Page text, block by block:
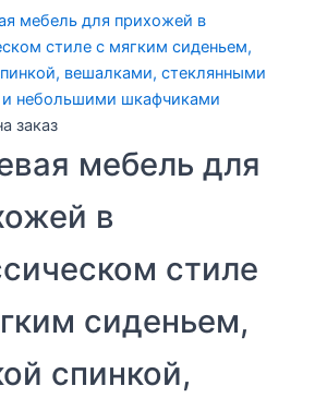
заказ
мебель для
в
стиле
сиденьем,
спинкой,